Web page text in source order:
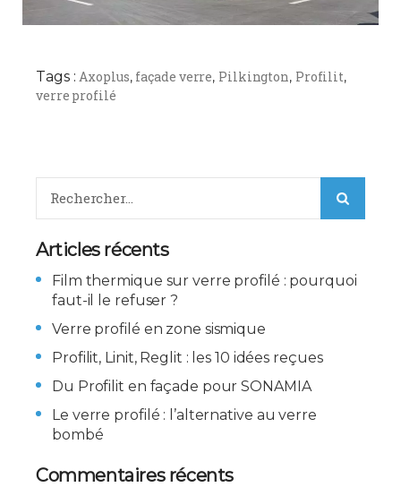
Tags : Axoplus, façade verre, Pilkington, Profilit,
verre profilé
Articles récents
Film thermique sur verre profilé : pourquoi
faut-il le refuser ?
Verre profilé en zone sismique
Profilit, Linit, Reglit : les 10 idées reçues
Du Profilit en façade pour SONAMIA
Le verre profilé : l’alternative au verre
bombé
Commentaires récents